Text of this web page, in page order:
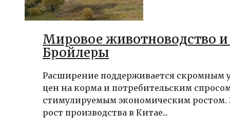
Мировое животноводство и
Бройлеры
Расширение поддерживается скромным
цен на корма и потребительским
стимулируемым экономическим ростом.
рост производства в Китае...